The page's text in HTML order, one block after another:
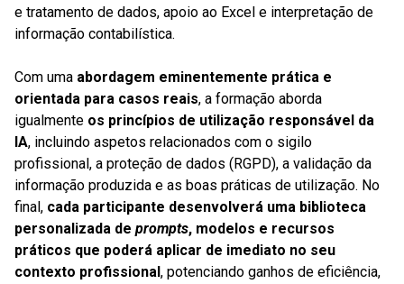
e tratamento de dados, apoio ao Excel e interpretação de
informação contabilística.
Com uma abordagem eminentemente prática e
orientada para casos reais, a formação aborda
igualmente os princípios de utilização responsável da
IA, incluindo aspetos relacionados com o sigilo
profissional, a proteção de dados (RGPD), a validação da
informação produzida e as boas práticas de utilização. No
final, cada participante desenvolverá uma biblioteca
personalizada de prompts, modelos e recursos
práticos que poderá aplicar de imediato no seu
contexto profissional, potenciando ganhos de eficiência,